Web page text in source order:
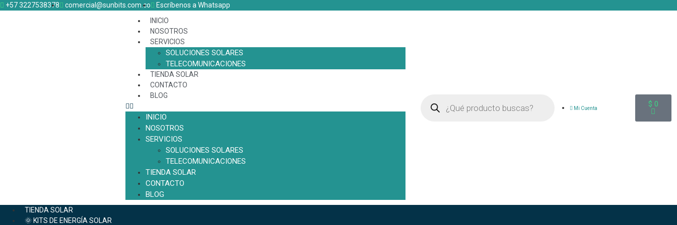
+57 3227538378 comercial@sunbits.com.co
Escríbenos a Whatsapp
INICIO
NOSOTROS
SERVICIOS
SOLUCIONES SOLARES
TELECOMUNICACIONES
TIENDA SOLAR
CONTACTO
BLOG
INICIO
NOSOTROS
SERVICIOS
SOLUCIONES SOLARES
TELECOMUNICACIONES
TIENDA SOLAR
CONTACTO
BLOG
Mi Cuenta $ 0
TIENDA SOLAR
🌞 KITS DE ENERGÍA SOLAR